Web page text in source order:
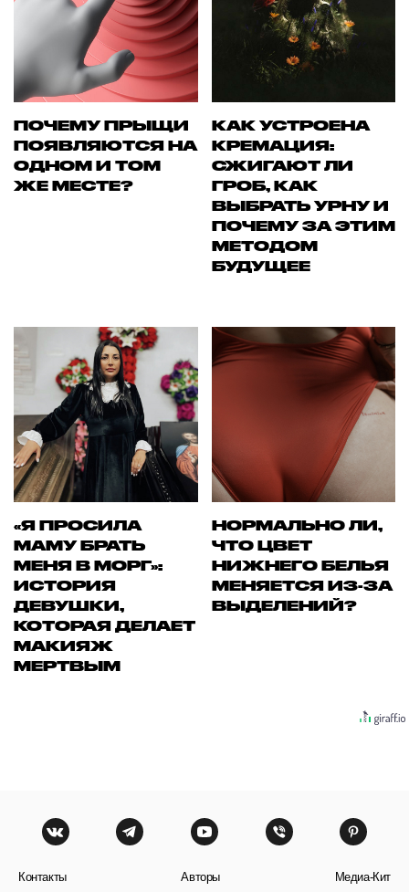
ПОЧЕМУ ПРЫЩИ
ПОЯВЛЯЮТСЯ НА
ОДНОМ И ТОМ
ЖЕ МЕСТЕ?
КАК УСТРОЕНА
КРЕМАЦИЯ:
СЖИГАЮТ ЛИ
ГРОБ, КАК
ВЫБРАТЬ УРНУ И
ПОЧЕМУ ЗА ЭТИМ
МЕТОДОМ
БУДУЩЕЕ
«Я ПРОСИЛА
МАМУ БРАТЬ
МЕНЯ В МОРГ»:
ИСТОРИЯ
ДЕВУШКИ,
КОТОРАЯ ДЕЛАЕТ
МАКИЯЖ
МЕРТВЫМ
НОРМАЛЬНО ЛИ,
ЧТО ЦВЕТ
НИЖНЕГО БЕЛЬЯ
МЕНЯЕТСЯ ИЗ-ЗА
ВЫДЕЛЕНИЙ?
Контакты Авторы Медиа-Кит